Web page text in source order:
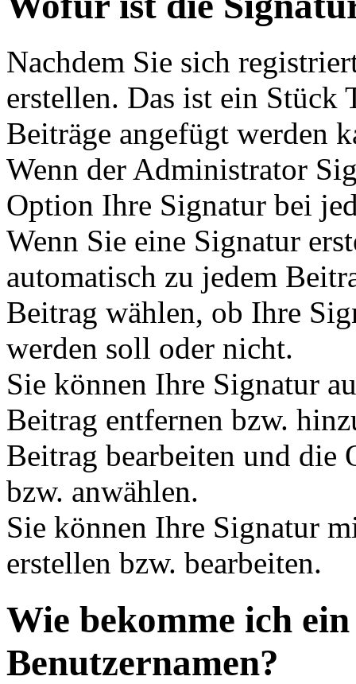
Nachdem Sie sich
erstellen. Das ist ein Stück
Beiträge angefügt werden
Wenn der Administrator
Option Ihre Signatur bei
Wenn Sie eine Signatur
automatisch zu jedem
Beitrag wählen, ob Ihre
werden soll oder nicht.
Sie können Ihre Signatur
Beitrag entfernen bzw.
Beitrag bearbeiten und die
bzw. anwählen.
Sie können Ihre Signatur
erstellen bzw. bearbeiten.
Wie bekomme ich
Benutzernamen?